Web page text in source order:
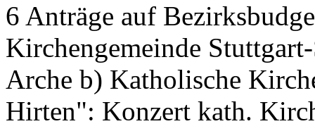
6 Anträge auf
Kirchengemeinde
Arche b) Katholische
Hirten": Konzert kath.